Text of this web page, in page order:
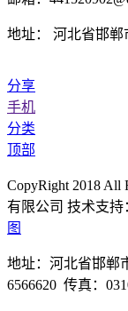
地址： 河北省邯
分享
手机
分类
顶部
CopyRight 2018 All
有限公司 技术支持
图
地址：河北省邯郸
6566620 传真：